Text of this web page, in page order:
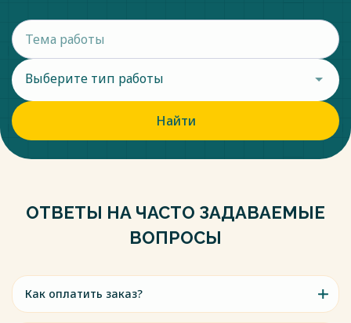
Выберите тип работы
Найти
ОТВЕТЫ НА ЧАСТО ЗАДАВАЕМЫЕ
ВОПРОСЫ
Как оплатить заказ?